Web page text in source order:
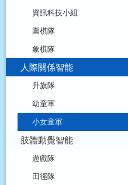
資訊科技小組
圍棋隊
象棋隊
人際關係智能
升旗隊
幼童軍
小女童軍
肢體動覺智能
遊戲隊
田徑隊